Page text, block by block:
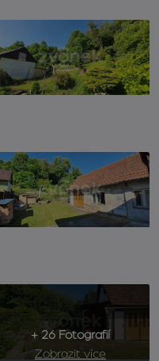
+ 26 Fotografií
Zobrazit více